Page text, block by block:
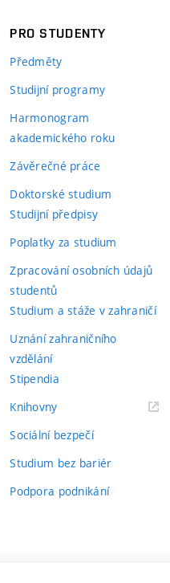
PRO STUDENTY
Předměty
Studijní programy
Harmonogram
akademického roku
Závěrečné práce
Doktorské studium
Studijní předpisy
Poplatky za studium
Zpracování osobních údajů
studentů
Studium a stáže v zahraničí
Uznání zahraničního
vzdělání
Stipendia
Knihovny(externí
Sociální bezpečí
Studium bez bariér
Podpora podnikání